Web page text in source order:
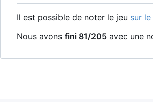
Il est possible de noter le jeu sur
Nous avons fini 81/205 avec une